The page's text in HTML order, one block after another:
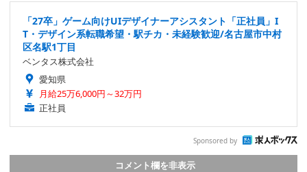
「27卒」ゲーム向けUIデザイナーアシスタント「正社員」I
T・デザイン系転職希望・駅チカ・未経験歓迎/名古屋市中村
区名駅1丁目
ベンタス株式会社
愛知県
月給25万6,000円～32万円
正社員
Sponsored by
コメント欄を非表示